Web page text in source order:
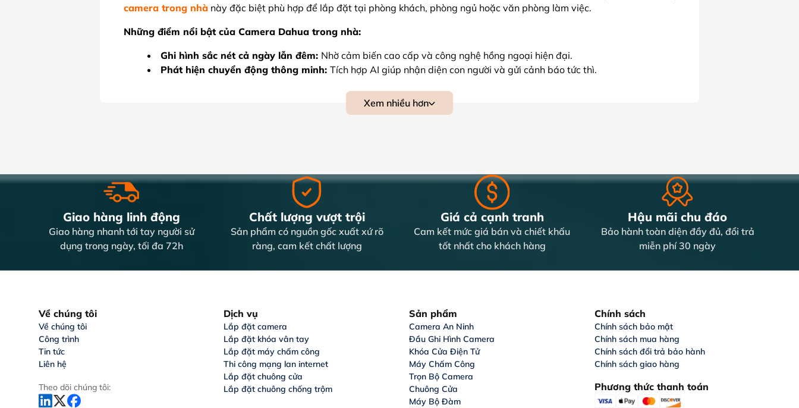
camera trong nhà này đặc biệt phù hợp để lắp đặt tại phòng khách, phòng ngủ hoặc văn phòng làm việc.
Những điểm nổi bật của Camera Dahua trong nhà:
Ghi hình sắc nét cả ngày lẫn đêm: Nhờ cảm biến cao cấp và công nghệ hồng ngoại hiện đại.
Phát hiện chuyển động thông minh: Tích hợp AI giúp nhận diện con người và gửi cảnh báo tức thì.
Điều khiển, xem trực tiếp và xem lại video qua smartphone mọi lúc, mọi nơi.
hành rõ ràng. Ngoài ra, bạn có thể tham khảo thêm các dòng camera an ninh khác, phù hợp với nhiều nhu cầu sử dụng khác
nhau từ gia đình đến doanh nghiệp.
Xem nhiều hơn
Giao hàng linh động
Giao hàng nhanh tới tay người sử
dụng trong ngày, tối đa 72h
Chất lượng vượt trội
Sản phẩm có nguồn gốc xuất xứ rõ
ràng, cam kết chất lượng
Giá cả cạnh tranh
Cam kết mức giá bán và chiết khấu
tốt nhất cho khách hàng
Hậu mãi chu đáo
Bảo hành toàn diện đầy đủ, đổi trả
miễn phí 30 ngày
Về chúng tôi
Về chúng tôi
Công trình
Tin tức
Liên hệ
Theo dõi chúng tôi:
Dịch vụ
Lắp đặt camera
Lắp đặt khóa vân tay
Lắp đặt máy chấm công
Thi công mạng lan internet
Lắp đặt chuông cửa
Lắp đặt chuông chống trộm
Sản phẩm
Camera An Ninh
Đầu Ghi Hình Camera
Khóa Cửa Điện Tử
Máy Chấm Công
Trọn Bộ Camera
Chuông Cửa
Máy Bộ Đàm
Chính sách
Chính sách bảo mật
Chính sách mua hàng
Chính sách đổi trả bảo hành
Chính sách giao hàng
Phương thức thanh toán